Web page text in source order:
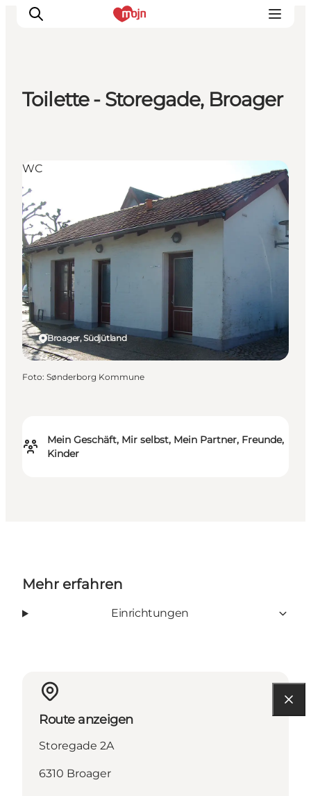
Übernachtung
Plane deine Reise
Booking
Toilette - Storegade, Broager
Mein Geschäft, Mir selbst, Mein Partner, Freunde,
Kinder
Broager, Südjütland
WC
Foto: Sønderborg Kommune
Mehr erfahren
Einrichtungen
Route anzeigen
Storegade 2A
6310 Broager